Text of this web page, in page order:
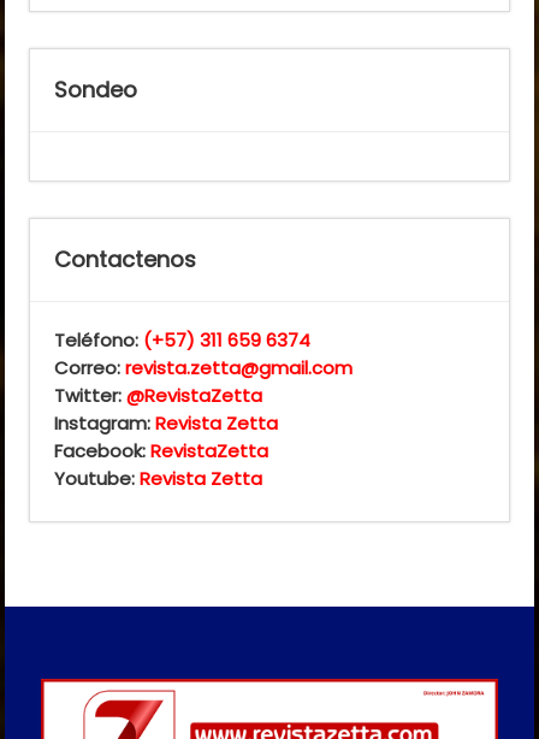
Sondeo
Contactenos
Teléfono: (+57) 311 659 6374
Correo:revista.zetta@gmail.com
Twitter:@RevistaZetta
Instagram:Revista Zetta
Facebook:RevistaZetta
Youtube:Revista Zetta